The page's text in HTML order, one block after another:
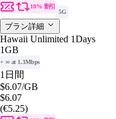
10% 割引
5G
プラン詳細
Hawaii Unlimited 1Days
1GB
+ ∞ at 1.3Mbps
1日間
$6.07/GB
$6.07
(€5.25)